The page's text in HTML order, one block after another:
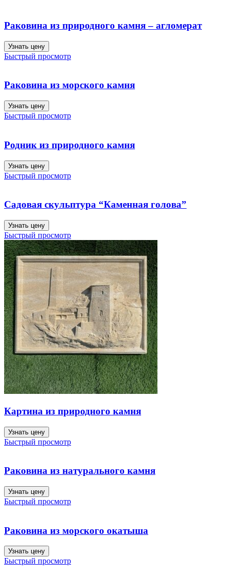
Раковина из природного камня – агломерат
Узнать цену
Быстрый просмотр
Раковина из морского камня
Узнать цену
Быстрый просмотр
Родник из природного камня
Узнать цену
Быстрый просмотр
Садовая скульптура “Каменная голова”
Узнать цену
Быстрый просмотр
Картина из природного камня
Узнать цену
Быстрый просмотр
Раковина из натурального камня
Узнать цену
Быстрый просмотр
Раковина из морского окатыша
Узнать цену
Быстрый просмотр